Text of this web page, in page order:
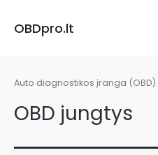
prieOBDpro.lt
Auto diagnostikos įranga (OBD)
OBD jungtys